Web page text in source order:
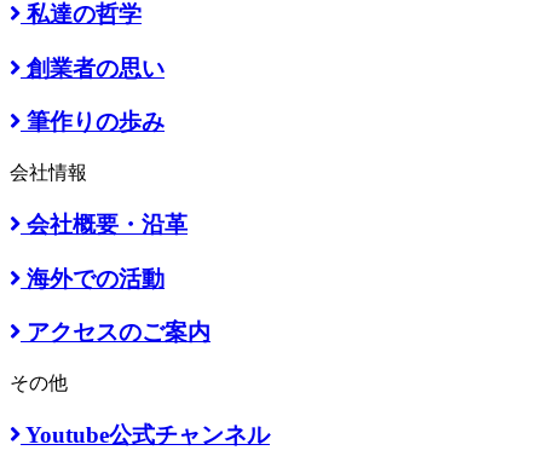
私達の哲学
創業者の思い
筆作りの歩み
会社情報
会社概要・沿革
海外での活動
アクセスのご案内
その他
Youtube公式チャンネル